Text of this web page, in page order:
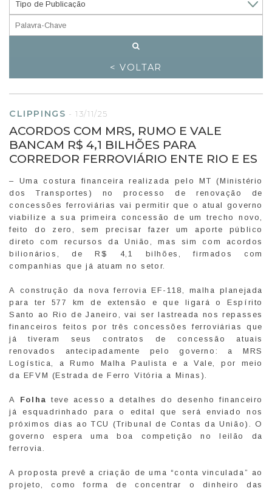
< VOLTAR
CLIPPINGS -13/11/25
ACORDOS COM MRS, RUMO E VALE
BANCAM R$ 4,1 BILHÕES PARA
CORREDOR FERROVIÁRIO ENTE RIO E ES
– Uma costura financeira realizada pelo MT (Ministério
dos Transportes) no processo de renovação de
concessões ferroviárias vai permitir que o atual governo
viabilize a sua primeira concessão de um trecho novo,
feito do zero, sem precisar fazer um aporte público
direto com recursos da União, mas sim com acordos
bilionários, de R$ 4,1 bilhões, firmados com
companhias que já atuam no setor.
A construção da nova ferrovia EF-118, malha planejada
para ter 577 km de extensão e que ligará o Espírito
Santo ao Rio de Janeiro, vai ser lastreada nos repasses
financeiros feitos por três concessões ferroviárias que
já tiveram seus contratos de concessão atuais
renovados antecipadamente pelo governo: a MRS
Logística, a Rumo Malha Paulista e a Vale, por meio
da EFVM (Estrada de Ferro Vitória a Minas).
A Folha teve acesso a detalhes do desenho financeiro
já esquadrinhado para o edital que será enviado nos
próximos dias ao TCU (Tribunal de Contas da União). O
governo espera uma boa competição no leilão da
ferrovia.
A proposta prevê a criação de uma “conta vinculada” ao
projeto, como forma de concentrar o dinheiro das